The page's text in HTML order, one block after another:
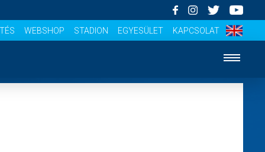
WEBSHOP STADION EGYESÜLET KAPCSOLAT